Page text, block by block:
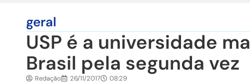
geral
USP é a universidade
Brasil pela segunda vez
Redação 26/11/2017 08:29